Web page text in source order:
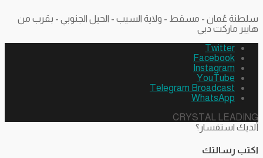
سلطنة عُمان - مسقط - ولاية السيب - الحيل الجنوبي - بقرب من
هايبر ماركت دبي
Twitter
Facebook
Instagram
YouTube
Telegram Broadcast
WhatsApp
CRYSTAL LEADING
ألديك استفسار؟
اكتب رسالتك